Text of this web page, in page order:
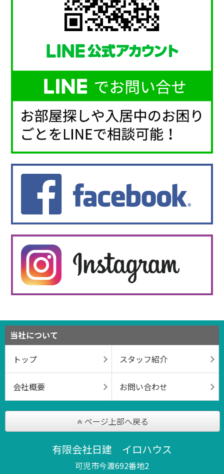
当社について
トップ
スタッフ紹介
会社概要 お問い合わせ
ページ上部へ戻る
有限会社日建 イロハウス
可児市今渡692番地2